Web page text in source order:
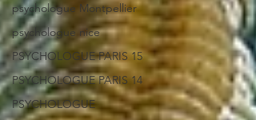
psychologue Montpellier
psychologue nice
PSYCHOLOGUE PARIS 15
PSYCHOLOGUE PARIS 14
PSYCHOLOGUE